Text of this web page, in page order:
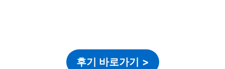
후기 바로가기 >